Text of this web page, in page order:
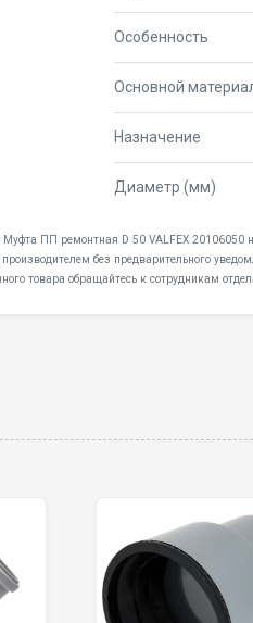
Особенность
Основной
Назначение
Диаметр (мм)
ПП ремонтная D 50 VALFEX
без предварительного
товара обращайтесь к сотрудникам